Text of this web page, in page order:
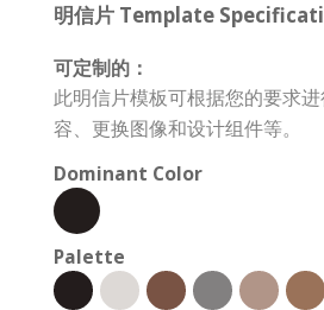
明信片 Template
可定制的：
此明信片模板可根据您的要求
容、更换图像和设计组件等。
Dominant Color
Palette